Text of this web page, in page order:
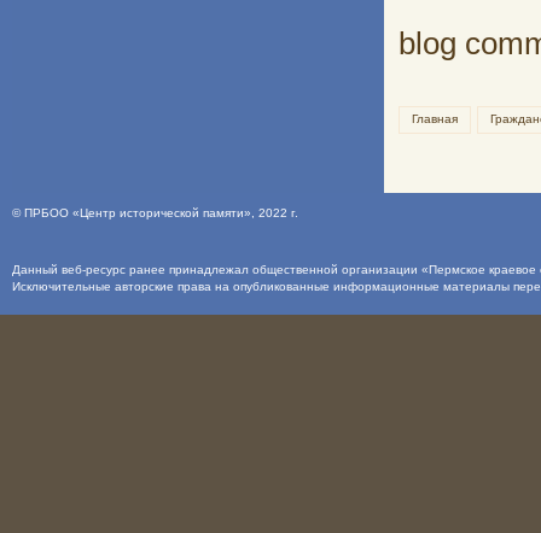
blog
Главная
©ПРБОО «Центр исторической памяти» , 2022 г.
Данный веб-ресурс ранее принадлежал общественной организации «Пермское
Исключительные авторские права на опубликованные информационные материалы